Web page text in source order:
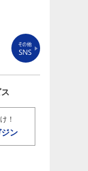
！
ン